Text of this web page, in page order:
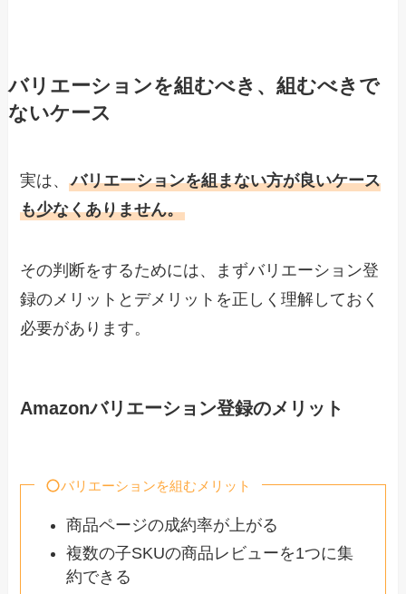
バリエーションを組むべき、組むべきで
ないケース
実は、バリエーションを組まない方が良いケース
も少なくありません。
その判断をするためには、まずバリエーション登
録のメリットとデメリットを正しく理解しておく
必要があります。
Amazonバリエーション登録のメリット
バリエーションを組むメリット
商品ページの成約率が上がる
複数の子SKUの商品レビューを1つに集
約できる